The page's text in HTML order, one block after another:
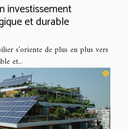
investissement
et durable
s'oriente de plus en plus vers
et...